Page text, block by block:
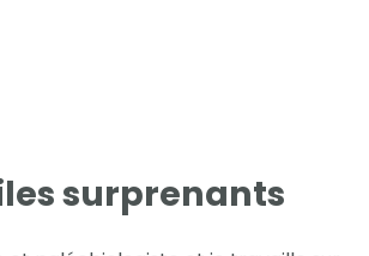
surprenants